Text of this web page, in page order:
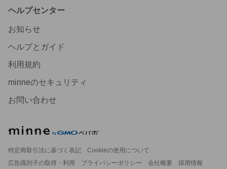
ヘルプセンター
お知らせ
ヘルプとガイド
利用規約
minneのセキュリティ
お問い合わせ
特定商取引法に基づく表記
Cookieの使用について
広告識別子の取得・利用
プライバシーポリシー 会社概要
採用情報